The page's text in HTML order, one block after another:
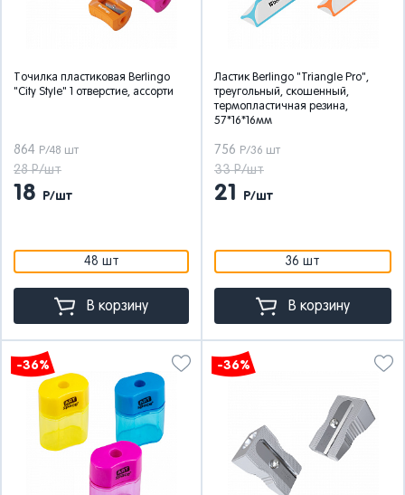
Точилка пластиковая Berlingo
"City Style" 1 отверстие, ассорти
864 Р/48 шт
28 Р/шт
18 Р/шт
48 шт
В корзину
Ластик Berlingo "Triangle Pro",
треугольный, скошенный,
термопластичная резина,
57*16*16мм
756 Р/36 шт
33 Р/шт
21 Р/шт
36 шт
В корзину
-36% -36%